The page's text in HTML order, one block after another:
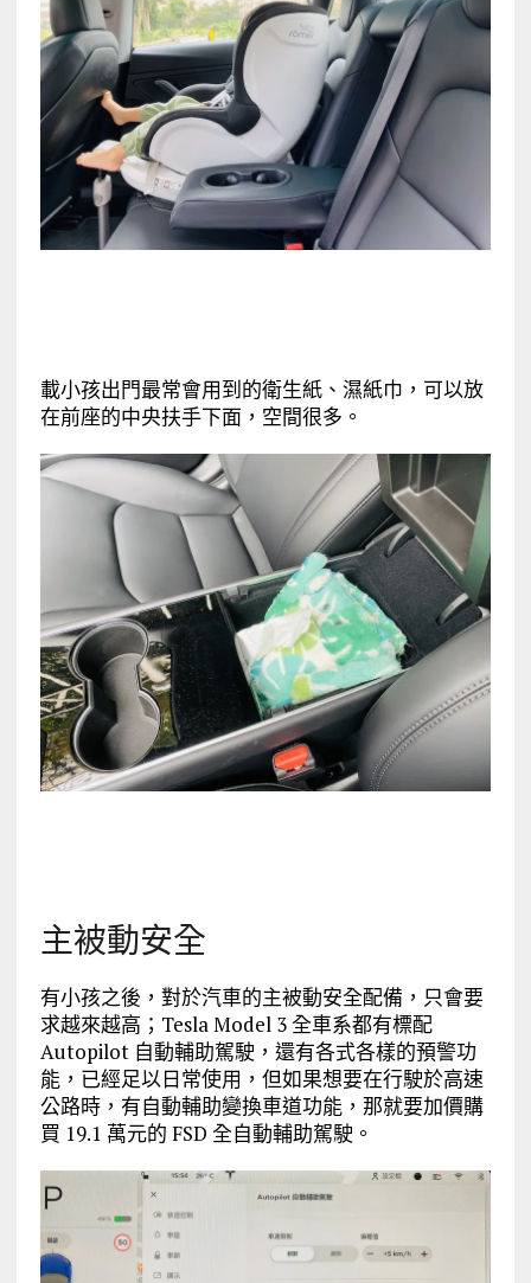
載小孩出門最常會用到的衛生紙、濕紙巾，可以放
在前座的中央扶手下面，空間很多。
主被動安全
有小孩之後，對於汽車的主被動安全配備，只會要
求越來越高；Tesla Model 3 全車系都有標配
Autopilot 自動輔助駕駛，還有各式各樣的預警功
能，已經足以日常使用，但如果想要在行駛於高速
公路時，有自動輔助變換車道功能，那就要加價購
買 19.1 萬元的 FSD 全自動輔助駕駛。